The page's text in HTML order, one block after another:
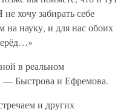
хочу забирать себе
науку, и для нас обоих
в реальном
— Быстрова и Ефремова.
и других